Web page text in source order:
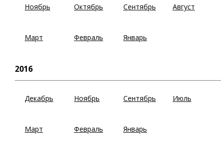
Ноябрь Октябрь Сентябрь Август
Март Февраль Январь
2016
Декабрь Ноябрь Сентябрь Июль
Март Февраль Январь